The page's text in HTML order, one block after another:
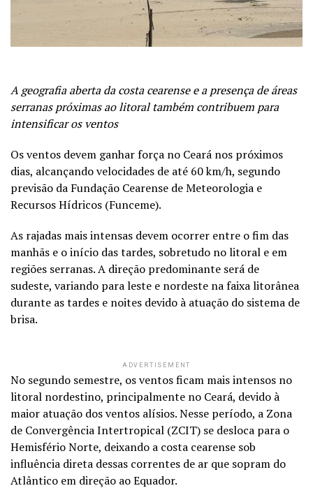
A geografia aberta da costa cearense e a presença de áreas
serranas próximas ao litoral também contribuem para
intensificar os ventos
Os ventos devem ganhar força no Ceará nos próximos
dias, alcançando velocidades de até 60 km/h, segundo
previsão da Fundação Cearense de Meteorologia e
Recursos Hídricos (Funceme).
As rajadas mais intensas devem ocorrer entre o fim das
manhãs e o início das tardes, sobretudo no litoral e em
regiões serranas. A direção predominante será de
sudeste, variando para leste e nordeste na faixa litorânea
durante as tardes e noites devido à atuação do sistema de
brisa.
ADVERTISEMENT
No segundo semestre, os ventos ficam mais intensos no
litoral nordestino, principalmente no Ceará, devido à
maior atuação dos ventos alísios. Nesse período, a Zona
de Convergência Intertropical (ZCIT) se desloca para o
Hemisfério Norte, deixando a costa cearense sob
influência direta dessas correntes de ar que sopram do
Atlântico em direção ao Equador.